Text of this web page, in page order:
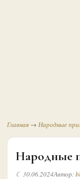
Главная → Народные
Народные
☾ 30.06.2024Автор: